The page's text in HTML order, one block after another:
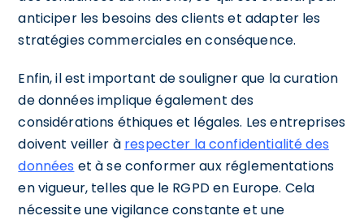
anticiper les besoins des clients et adapter les
stratégies commerciales en conséquence.
Enfin, il est important de souligner que la curation
de données implique également des
considérations éthiques et légales. Les entreprises
doivent veiller à respecter la confidentialité des
données et à se conformer aux réglementations
en vigueur, telles que le RGPD en Europe. Cela
nécessite une vigilance constante et une